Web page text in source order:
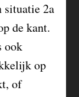
situatie 2a
de kant.
ook
op
of